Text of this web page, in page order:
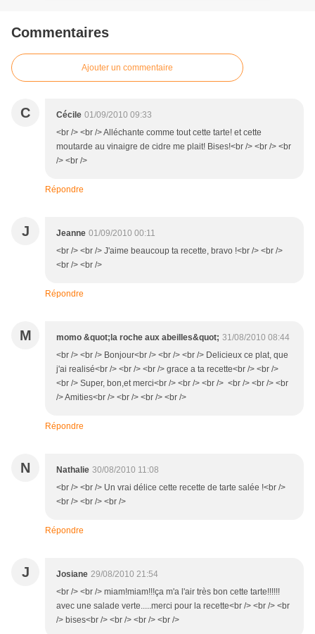
Commentaires
Ajouter un commentaire
C Cécile 01/09/2010 09:33
<br /> <br /> Alléchante comme tout cette tarte! et cette
moutarde au vinaigre de cidre me plait! Bises!<br /> <br /> <br
/> <br />
Répondre
J Jeanne 01/09/2010 00:11
<br /> <br /> J'aime beaucoup ta recette, bravo !<br /> <br />
<br /> <br />
Répondre
M momo &quot;la roche aux abeilles&quot; 31/08/2010 08:44
<br /> <br /> Bonjour<br /> <br /> <br /> Delicieux ce plat, que
j'ai realisé<br /> <br /> <br /> grace a ta recette<br /> <br />
<br /> Super, bon,et merci<br /> <br /> <br /> <br /> <br /> <br
/> Amities<br /> <br /> <br /> <br />
Répondre
N Nathalie 30/08/2010 11:08
<br /> <br /> Un vrai délice cette recette de tarte salée !<br />
<br /> <br /> <br />
Répondre
J Josiane 29/08/2010 21:54
<br /> <br /> miam!miam!!!ça m'a l'air très bon cette tarte!!!!!!
avec une salade verte.....merci pour la recette<br /> <br /> <br
/> bises<br /> <br /> <br /> <br />